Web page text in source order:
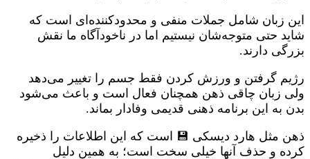
این زبان شامل جملات منفی و محدودکننده‌ای است که
شاید حتی متوجه‌شان نیستیم اما در ناخودآگاه ما نقش
بزرگی دارند.
رژیم گرفتن و ورزش کردن فقط جسم را تغییر می‌دهد
ولی زبان چاقی ذهن همچنان فعال است و باعث می‌شود
بدن به این برنامه ذهنی قدیمی وفادار بماند.
ذهن مثل هارد دیسکی 💾 است که این اطلاعات را ذخیره
کرده و حذف آنها خیلی سخت است؛ به همین دلیل